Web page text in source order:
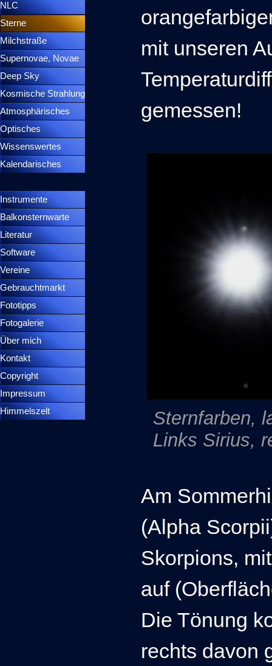
NLC
Sterne
Milchstraße
Supernovae, Novae
Deep Sky
Kosmische Strahlung
Atmosphärisches
Optisches
Wissenswertes
Kalendarisches
Instrumente
Balkonsternwarte
Literatur
Software
Vereine
Gebrauchtmarkt
Fototipps
Fotogalerie
Über mich
Kontakt
Copyright
Impressum
Himmelszelt
mit unseren
gemessen!
Sternfarben,
Links Sirius,
Am
(Alpha
Skorpions,
auf
Die Tönung
rechts davon